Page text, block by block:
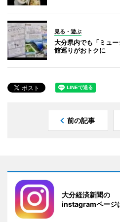
見る・遊ぶ
大分県内でも「ミュ
館巡りがおトクに
前の記事
大分経済新聞の
instagramページ